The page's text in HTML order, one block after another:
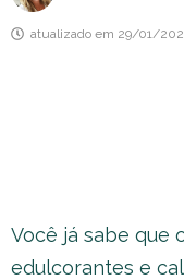
atualizado em 29/01/
Você já sabe que
edulcorantes e